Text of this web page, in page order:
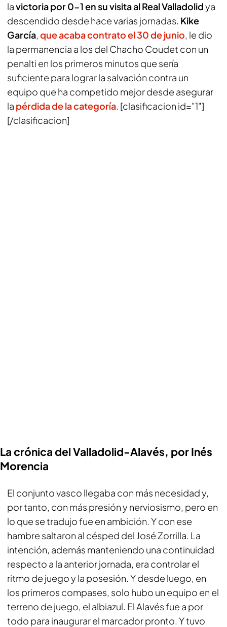
lavictoria por 0-1 en su visita al Real Valladolidya
descendido desde hace varias jornadas. Kike
García, que acaba contrato el 30 de junio, le dio
la permanencia a los del Chacho Coudet con un
penalti en los primeros minutos que sería
suficiente para lograr la salvación contra un
equipo que ha competido mejor desde asegurar
la pérdida de la categoría. [clasificacion id="1"]
[/clasificacion]
La crónica del Valladolid-Alavés, por Inés
Morencia
El conjunto vasco llegaba con más necesidad y,
por tanto, con más presión y nerviosismo, pero en
lo que se tradujo fue en ambición. Y con ese
hambre saltaron al césped del José Zorrilla. La
intención, además manteniendo una continuidad
respecto a la anterior jornada, era controlar el
ritmo de juego y la posesión. Y desde luego, en
los primeros compases, solo hubo un equipo en el
terreno de juego, el albiazul. El Alavés fue a por
todo para inaugurar el marcador pronto. Y tuvo